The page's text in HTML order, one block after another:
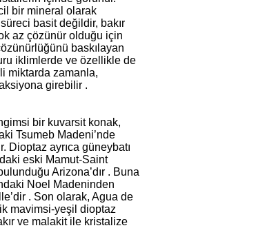
bir mineral olarak
basit değildir, bakır
az çözünür olduğu için
baskılayan
iklimlerde ve özellikle de
miktarda zamanla,
girebilir .
bir kuvarsit konak,
Tsumeb Madeni’nde
Dioptaz ayrıca güneybatı
eski Mamut-Saint
Arizona’dır . Buna
Noel Madeninden
. Son olarak, Agua de
mavimsi-yeşil dioptaz
ve malakit ile kristalize